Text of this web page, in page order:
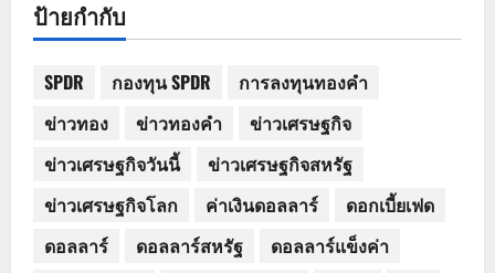
ป้ายกำกับ
SPDR กองทุน SPDR
การลงทุนทองคำ
ข่าวทอง
ข่าวทองคำ
ข่าวเศรษฐกิจ
ข่าวเศรษฐกิจวันนี้
ข่าวเศรษฐกิจสหรัฐ
ข่าวเศรษฐกิจโลก
ค่าเงินดอลลาร์
ดอกเบี้ยเฟด
ดอลลาร์
ดอลลาร์สหรัฐ
ดอลลาร์แข็งค่า